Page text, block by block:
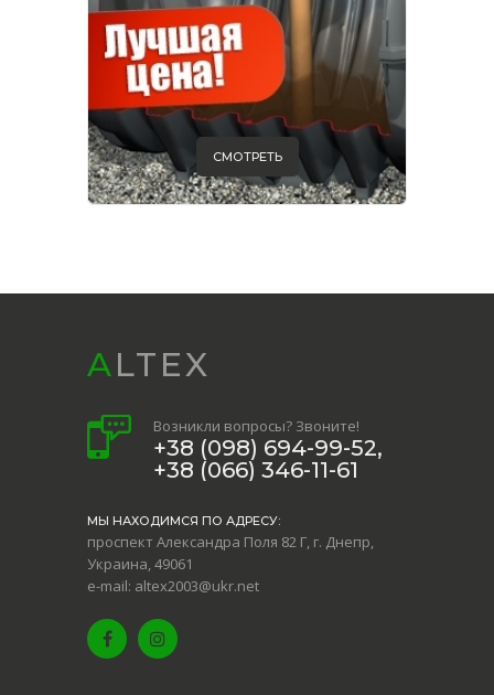
СМОТРЕТЬ
ALTEX
Возникли вопросы? Звоните!
+38 (098) 694-99-52,
+38 (066) 346-11-61
МЫ НАХОДИМСЯ ПО АДРЕСУ:
проспект Александра Поля 82 Г, г. Днепр,
Украина, 49061
e-mail: altex2003@ukr.net